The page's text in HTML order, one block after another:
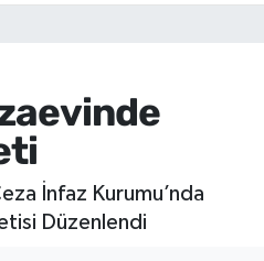
İnfaz Kurumu’nda
Düzenlendi